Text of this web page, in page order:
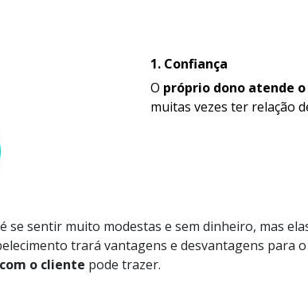
1. Confiança
O próprio dono atende
muitas vezes ter relação
se sentir muito modestas e sem dinheiro, mas
trará vantagens e desvantagens para
o cliente pode trazer.